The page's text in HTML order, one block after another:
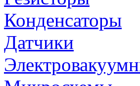
Конденсаторы
Датчики